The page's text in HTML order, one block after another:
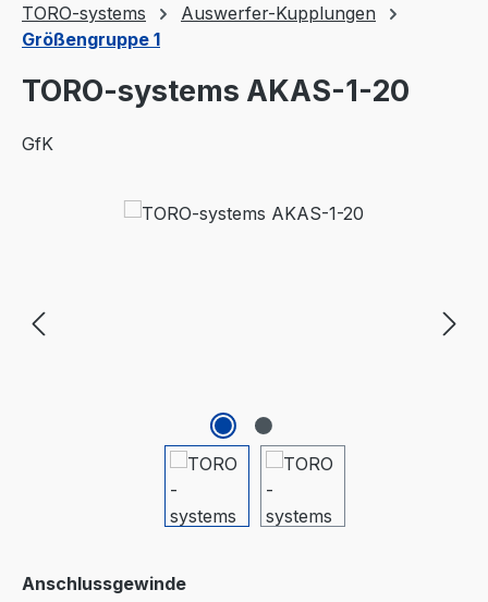
TORO-systems
Auswerfer-Kupplungen
Größengruppe 1
TORO-systems AKAS-1-20
GfK
Bildergalerie überspringen
Anschlussgewindeauswählen